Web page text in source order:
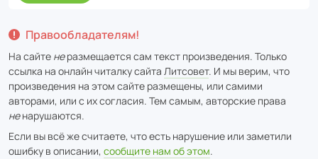
Правообладателям!
На сайте неразмещается сам текст произведения. Только
ссылка на онлайн читалку сайта Литсовет. И мы верим, что
произведения на этом сайте размещены, или самими
авторами, или с их согласия. Тем самым, авторские права
ненарушаются.
Если вы всё же считаете, что есть нарушение или заметили
ошибку в описании, сообщите нам об этом.